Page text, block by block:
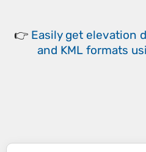
👉 Easily get elevation
and KML formats